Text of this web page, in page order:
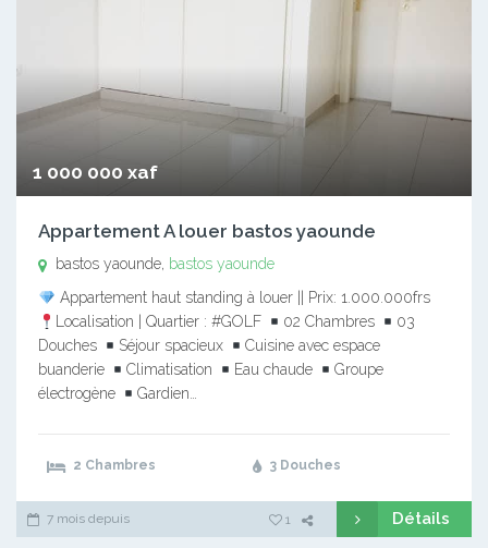
1 000 000 xaf
Appartement A louer bastos yaounde
bastos yaounde, bastos yaounde
Appartement haut standing à louer || Prix: 1.000.000frs
Localisation | Quartier : #GOLF
02 Chambres
03
Douches
Séjour spacieux
Cuisine avec espace
buanderie
Climatisation Eau chaude
Groupe
électrogène
Gardien…
2 Chambres 3 Douches
7 mois depuis 1 Détails